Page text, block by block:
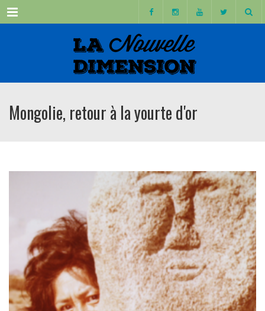
Menu
Mongolie, retour à la yourte d'or